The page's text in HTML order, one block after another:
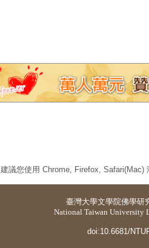
建議您使用 Chrome, Firefox, Safari(Mac)
臺灣大學文學院佛學研
National Taiwan University
doi:10.6681/